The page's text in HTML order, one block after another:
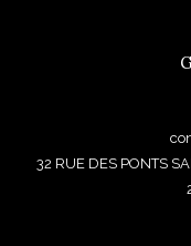
32 RUE DES PONTS